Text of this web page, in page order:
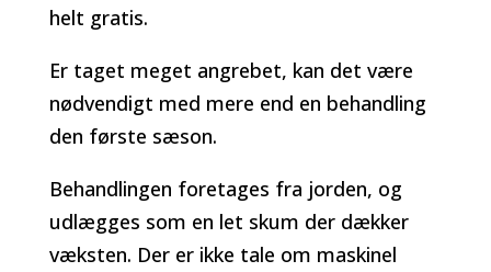
helt gratis.
Er taget meget angrebet, kan det være
nødvendigt med mere end en behandling
den første sæson.
Behandlingen foretages fra jorden, og
udlægges som en let skum der dækker
væksten. Der er ikke tale om maskinel